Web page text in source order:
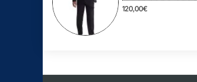
120,00€